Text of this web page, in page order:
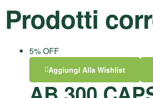
Prodotti
5% OFF
Aggiungi Alla Wishlist